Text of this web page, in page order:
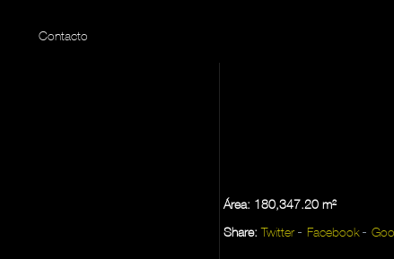
Contacto
Área: 180,347.20 m²
Share:Twitter Facebook